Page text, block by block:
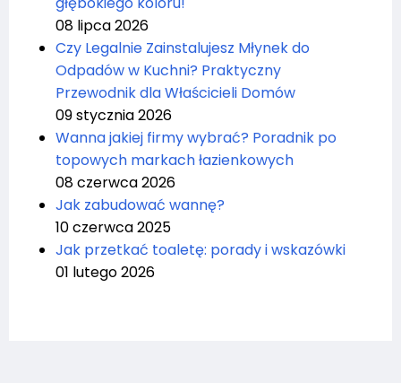
08 lipca 2026
Czy Legalnie Zainstalujesz Młynek do
Odpadów w Kuchni? Praktyczny
Przewodnik dla Właścicieli Domów
09 stycznia 2026
Wanna jakiej firmy wybrać? Poradnik po
topowych markach łazienkowych
08 czerwca 2026
Jak zabudować wannę?
10 czerwca 2025
Jak przetkać toaletę: porady i wskazówki
01 lutego 2026